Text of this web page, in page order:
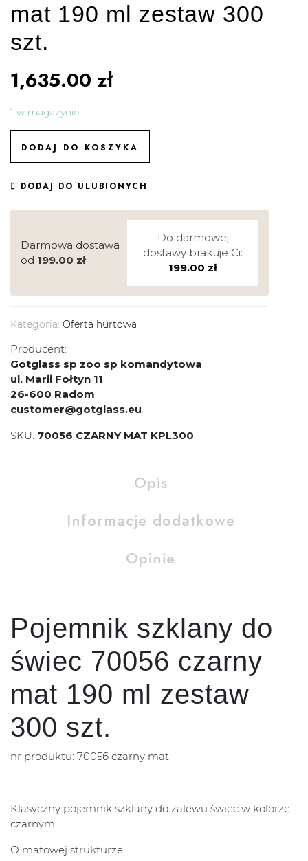
mat 190 ml zestaw 300
szt.
1,635.00 zł
1 w magazynie
DODAJ DO KOSZYKA
DODAJ DO ULUBIONYCH
Darmowa dostawa
od 199.00 zł
Do darmowej
dostawy brakuje Ci:
199.00 zł
Kategoria: Oferta hurtowa
Producent:
Gotglass sp zoo sp komandytowa
ul. Marii Fołtyn 11
26-600 Radom
customer@gotglass.eu
SKU: 70056 CZARNY MAT KPL300
Opis
Informacje dodatkowe
Opinie
Pojemnik szklany do
świec 70056 czarny
mat 190 ml zestaw
300 szt.
nr produktu: 70056 czarny mat
Klasyczny pojemnik szklany do zalewu świec w kolorze
czarnym.
O matowej strukturze.